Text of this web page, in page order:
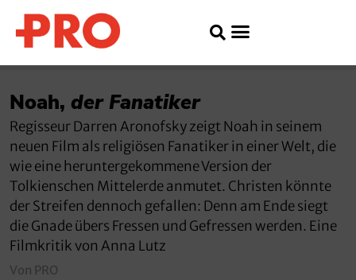
Noah, der Fanatiker
Regisseur Darren Aronofsky zeigt Noah in seinem
neuen Film als religiösen Fanatiker in einer Welt, die
wie eine heruntergekommene Version der
Tolkienschen Mittelerde anmutet. Christen könnte
der Streifen dennoch gefallen: Denn am Ende siegt
die Gnade übers Fressen und Gefressen werden. Eine
Filmkritik von Anna Lutz
Von PRO